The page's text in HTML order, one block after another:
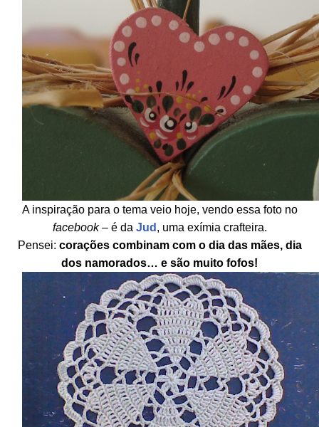
A inspiração para o tema veio hoje, vendo essa foto no
facebook– é da Jud , uma exímia crafteira.
Pensei: corações combinam com o dia das mães, dia
dos namorados… e são muito fofos!